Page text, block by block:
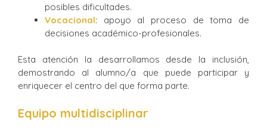
posibles dificultades.
Vocacional: apoyo al proceso de toma de
decisiones académico-profesionales.
Esta atención la desarrollamos desde la inclusión,
demostrando al alumno/a que puede participar y
enriquecer el centro del que forma parte.
Equipo multidisciplinar